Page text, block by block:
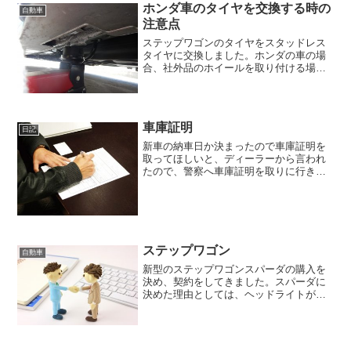
自動車
ホンダ車のタイヤを交換する時の
注意点
ステップワゴンのタイヤをスタッドレス
タイヤに交換しました。ホンダの車の場
合、社外品のホイールを取り付ける場
と、純正のホイールに付いていた...
日記 車庫証明
新車の納車日か決まったので車庫証明を
取ってほしいと、ディーラーから言われ
たので、警察へ車庫証明を取りに行きま
自動車 ステップワゴン
新型のステップワゴンスパーダの購入を
決め、契約をしてきました。スパーダに
決めた理由としては、ヘッドライトが